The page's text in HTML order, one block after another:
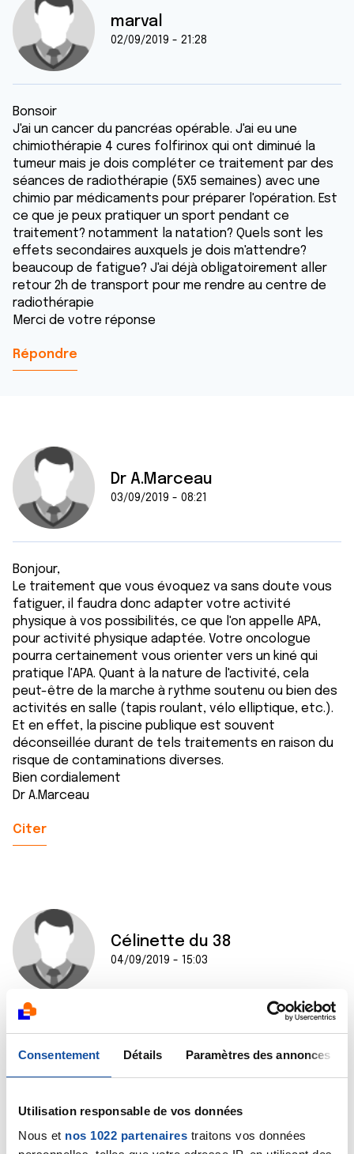
Consentement Détails Paramètres des annonces
Utilisation responsable de vos données
Nous et nos 1022 partenaires traitons vos données
marval
02/09/2019 - 21:28
Bonsoir
J'ai un cancer du pancréas opérable. J'ai eu une
chimiothérapie 4 cures folfirinox qui ont diminué la
tumeur mais je dois compléter ce traitement par des
séances de radiothérapie (5X5 semaines) avec une
chimio par médicaments pour préparer l'opération. Est
ce que je peux pratiquer un sport pendant ce
traitement? notamment la natation? Quels sont les
effets secondaires auxquels je dois m'attendre?
beaucoup de fatigue? J'ai déjà obligatoirement aller
retour 2h de transport pour me rendre au centre de
radiothérapie
Merci de votre réponse
Répondre
Dr A.Marceau
03/09/2019 - 08:21
Bonjour,
Le traitement que vous évoquez va sans doute vous
fatiguer, il faudra donc adapter votre activité
physique à vos possibilités, ce que l'on appelle APA,
pour activité physique adaptée. Votre oncologue
pourra certainement vous orienter vers un kiné qui
pratique l'APA. Quant à la nature de l'activité, cela
peut-être de la marche à rythme soutenu ou bien des
activités en salle (tapis roulant, vélo elliptique, etc.).
Et en effet, la piscine publique est souvent
déconseillée durant de tels traitements en raison du
risque de contaminations diverses.
Bien cordialement
Dr A.Marceau
Citer
Célinette du 38
04/09/2019 - 15:03
Bonjour,
Pour ma part, j'ai pratiqué du yoga et du pilâtes
De la même manière, je déconseille la piscine pendant
la chimio, c'est un nid à microbes.